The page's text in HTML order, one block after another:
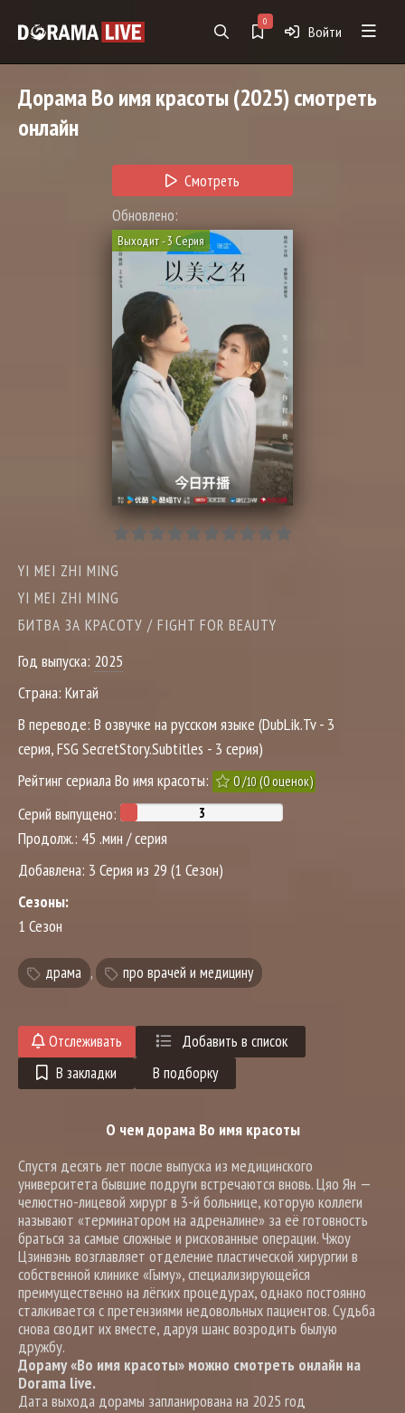
0
Войти
ДорамаВо имя красоты(2025) смотреть
онлайн
Смотреть
Обновлено:
Выходит - 3 Серия
YI MEI ZHI MING
YI MEI ZHI MING
БИТВА ЗА КРАСОТУ / FIGHT FOR BEAUTY
Год выпуска: 2025
Страна: Китай
В переводе: В озвучке на русском языке (DubLik.Tv - 3
серия, FSG SecretStory.Subtitles - 3 серия)
Рейтинг сериала Во имя красоты:
0/10(0оценок)
Серий выпущено:
Продолж.: 45 .мин / серия
Добавлена: 3 Серия из 29 (1 Сезон)
Сезоны:
1 Сезон
драма , про врачей и медицину
Отслеживать
Добавить в список
В закладки
В подборку
О чем дорама Во имя красоты
Спустя десять лет после выпуска из медицинского
университета бывшие подруги встречаются вновь. Цяо Ян —
челюстно-лицевой хирург в 3-й больнице, которую коллеги
называют «терминатором на адреналине» за её готовность
браться за самые сложные и рискованные операции. Чжоу
Цзинвэнь возглавляет отделение пластической хирургии в
собственной клинике «Гыму», специализирующейся
преимущественно на лёгких процедурах, однако постоянно
сталкивается с претензиями недовольных пациентов. Судьба
снова сводит их вместе, даруя шанс возродить былую
дружбу.
Дораму «Во имя красоты» можно смотреть онлайн на
Dorama live.
Дата выхода дорамы запланирована на 2025 год